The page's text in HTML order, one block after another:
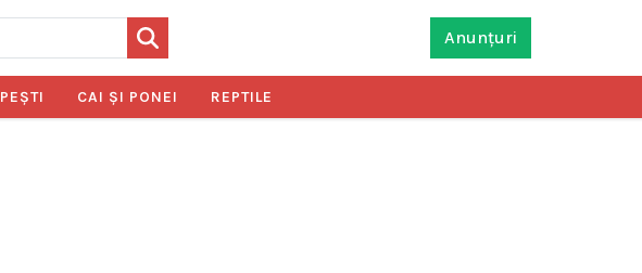
Anunțuri
PEŞTI CAI ŞI PONEI REPTILE